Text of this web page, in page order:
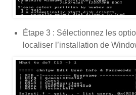
Étape 3 : Sélectionnez les
localiser l’installation de